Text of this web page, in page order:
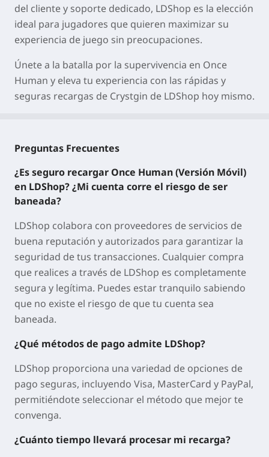
del cliente y soporte dedicado, LDShop es la elección
ideal para jugadores que quieren maximizar su
experiencia de juego sin preocupaciones.
Únete a la batalla por la supervivencia en Once
Human y eleva tu experiencia con las rápidas y
seguras recargas de Crystgin de LDShop hoy mismo.
Preguntas Frecuentes
¿Es seguro recargar Once Human (Versión Móvil)
en LDShop? ¿Mi cuenta corre el riesgo de ser
baneada?
LDShop colabora con proveedores de servicios de
buena reputación y autorizados para garantizar la
seguridad de tus transacciones. Cualquier compra
que realices a través de LDShop es completamente
segura y legítima. Puedes estar tranquilo sabiendo
que no existe el riesgo de que tu cuenta sea
baneada.
¿Qué métodos de pago admite LDShop?
LDShop proporciona una variedad de opciones de
pago seguras, incluyendo Visa, MasterCard y PayPal,
permitiéndote seleccionar el método que mejor te
convenga.
¿Cuánto tiempo llevará procesar mi recarga?